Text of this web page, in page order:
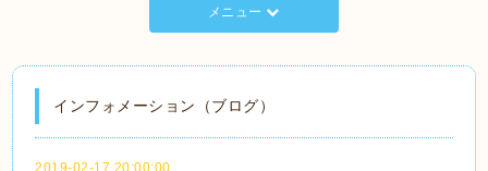
メニュー
インフォメーション（ブログ）
2019-02-17 20:00:00